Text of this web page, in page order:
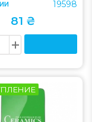
19598
81 ₴